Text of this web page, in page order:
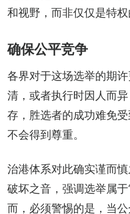
和视野，而非仅仅是特权
确保公平竞争
各界对于这场选举的期
清，或者执行时因人而
存，胜选者的成功难免
不会得到尊重。
治港体系对此确实谨而
破坏之音，强调选举属
而，必须警惕的是，当